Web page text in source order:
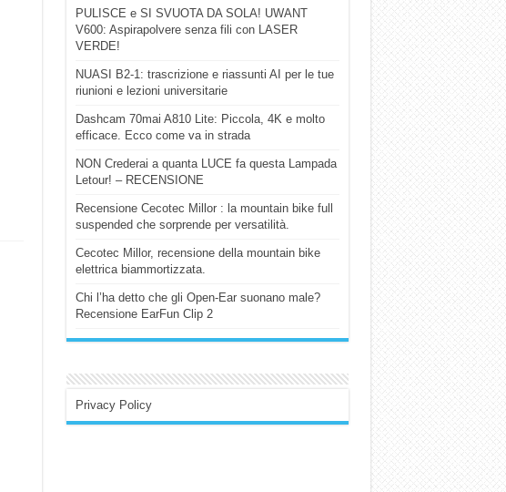
PULISCE e SI SVUOTA DA SOLA! UWANT
V600: Aspirapolvere senza fili con LASER
VERDE!
NUASI B2-1: trascrizione e riassunti AI per le tue
riunioni e lezioni universitarie
Dashcam 70mai A810 Lite: Piccola, 4K e molto
efficace. Ecco come va in strada
NON Crederai a quanta LUCE fa questa Lampada
Letour! – RECENSIONE
Recensione Cecotec Millor : la mountain bike full
suspended che sorprende per versatilità.
Cecotec Millor, recensione della mountain bike
elettrica biammortizzata.
Chi l’ha detto che gli Open-Ear suonano male?
Recensione EarFun Clip 2
Privacy Policy